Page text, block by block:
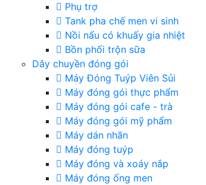
Phụ trợ
Tank pha chế men vi sinh
Nồi nấu có khuấy gia nhiệt
Bồn phối trộn sữa
Dây chuyền đóng gói
Máy Đóng Tuýp Viên Sủi
Máy đóng gói thực phẩm
Máy đóng gói cafe - trà
Máy đóng gói mỹ phẩm
Máy dán nhãn
Máy đóng tuýp
Máy đóng và xoáy nắp
Máy đóng ống men